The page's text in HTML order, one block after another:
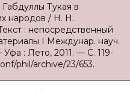
Тукая в
народов / Н. Н.
: непосредственный
I Междунар. науч.
Уфа : Лето, 2011. — С. 119-
phil/archive/23/653.